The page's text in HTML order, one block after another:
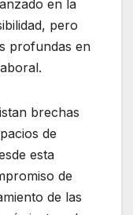
en la
pero
profundas en
brechas
de
esta
de
de las